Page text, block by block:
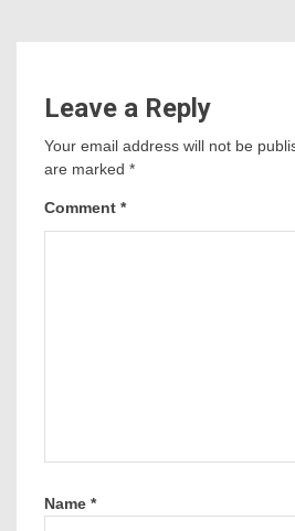
Leave a Reply
Your email address will not be
are marked *
Comment *
Name *